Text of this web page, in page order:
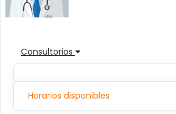
Consultorios
Horarios disponibles